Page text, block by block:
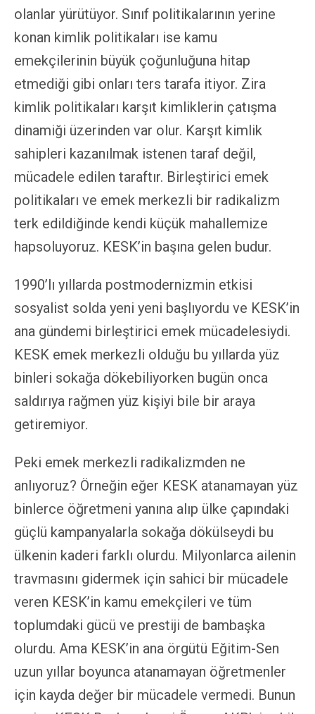
olanlar yürütüyor. Sınıf politikalarının yerine
konan kimlik politikaları ise kamu
emekçilerinin büyük çoğunluğuna hitap
etmediği gibi onları ters tarafa itiyor. Zira
kimlik politikaları karşıt kimliklerin çatışma
dinamiği üzerinden var olur. Karşıt kimlik
sahipleri kazanılmak istenen taraf değil,
mücadele edilen taraftır. Birleştirici emek
politikaları ve emek merkezli bir radikalizm
terk edildiğinde kendi küçük mahallemize
hapsoluyoruz. KESK’in başına gelen budur.
1990’lı yıllarda postmodernizmin etkisi
sosyalist solda yeni yeni başlıyordu ve KESK’in
ana gündemi birleştirici emek mücadelesiydi.
KESK emek merkezli olduğu bu yıllarda yüz
binleri sokağa dökebiliyorken bugün onca
saldırıya rağmen yüz kişiyi bile bir araya
getiremiyor.
Peki emek merkezli radikalizmden ne
anlıyoruz? Örneğin eğer KESK atanamayan yüz
binlerce öğretmeni yanına alıp ülke çapındaki
güçlü kampanyalarla sokağa dökülseydi bu
ülkenin kaderi farklı olurdu. Milyonlarca ailenin
travmasını gidermek için sahici bir mücadele
veren KESK’in kamu emekçileri ve tüm
toplumdaki gücü ve prestiji de bambaşka
olurdu. Ama KESK’in ana örgütü Eğitim-Sen
uzun yıllar boyunca atanamayan öğretmenler
için kayda değer bir mücadele vermedi. Bunun